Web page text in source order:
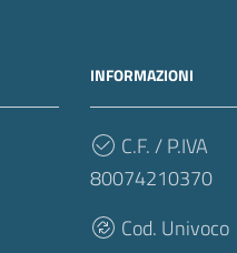
INFORMAZIONI
C.F. / P.IVA
80074210370
Cod. Univoco